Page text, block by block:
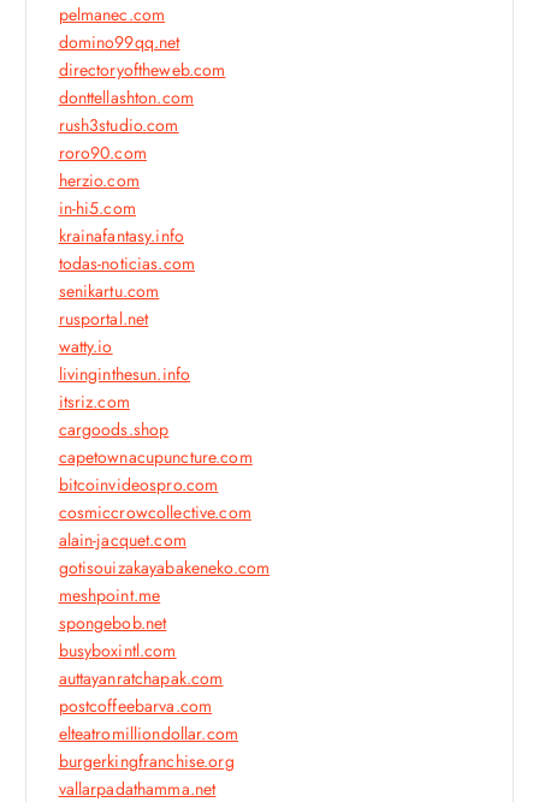
pelmanec.com
domino99qq.net
directoryoftheweb.com
donttellashton.com
rush3studio.com
roro90.com
herzio.com
in-hi5.com
krainafantasy.info
todas-noticias.com
senikartu.com
rusportal.net
watty.io
livinginthesun.info
itsriz.com
cargoods.shop
capetownacupuncture.com
bitcoinvideospro.com
cosmiccrowcollective.com
alain-jacquet.com
gotisouizakayabakeneko.com
meshpoint.me
spongebob.net
busyboxintl.com
auttayanratchapak.com
postcoffeebarva.com
elteatromilliondollar.com
burgerkingfranchise.org
vallarpadathamma.net